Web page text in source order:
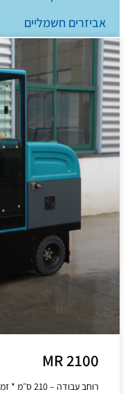
אביזרים חשמליים
MR 2100
רוחב עבודה – 210 ס״מ * זמן עבודה – 8-12 שעות * מיכל – 220